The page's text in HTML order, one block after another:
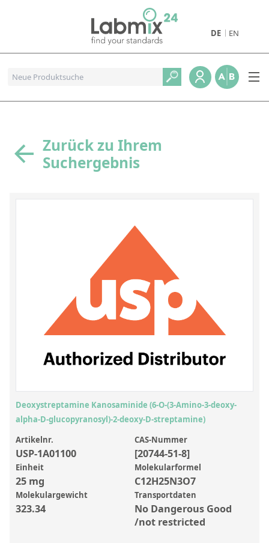
DE EN
Referenzstandards für die Industrie und Geologie
Referenzstandards für die Umweltanalytik
Referenzstandards für physikalische Eigenschaften
Organische Referenzstandards
Anorganische Referenzstandards
Laborvergleichsuntersuchungen (LVU/PT)
Laborbedarf und Verbrauchsmaterialien
Sonstige Standards
Übersicht: Kundenspezifische Standards
Anorganische wässrige Kundenmischungen
Organische Analyten | Rückstandsanalytik
Elementstandards in Öl
Metallstandards | Setting Up Samples (SUS)
Kundenspezifische Polymerstandards
Pharmazeutische und organische Kundensynthesen
Zurück zu Ihrem
Suchergebnis
Deoxystreptamine Kanosaminide (6-O-(3-Amino-3-deoxy-
alpha-D-glucopyranosyl)-2-deoxy-D-streptamine)
Artikelnr.
USP-1A01100
CAS-Nummer
[20744-51-8]
Einheit
25 mg
Molekularformel
C12H25N3O7
Molekulargewicht
323.34
Transportdaten
No Dangerous Good
/not restricted